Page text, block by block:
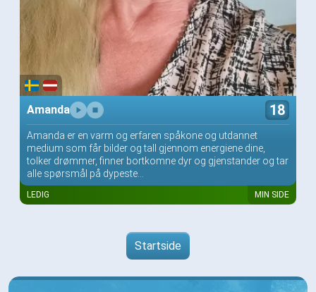
Amanda 18
Amanda er en varm og erfaren spåkone og utdannet
medium som får bilder og tall gjennom energiene dine,
tolker drømmer, finner bortkomne dyr og gjenstander og tar
alle spørsmål på dypeste...
LEDIG MIN SIDE
Startside